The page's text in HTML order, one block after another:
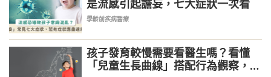
是流感引起譫妄，七大症狀一次看
學齡前疾病醫療
孩子發育較慢需要看醫生嗎？看懂
「兒童生長曲線」搭配行為觀察，避